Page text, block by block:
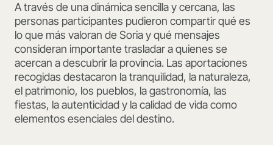
A través de una dinámica sencilla y cercana, las
personas participantes pudieron compartir qué es
lo que más valoran de Soria y qué mensajes
consideran importante trasladar a quienes se
acercan a descubrir la provincia. Las aportaciones
recogidas destacaron la tranquilidad, la naturaleza,
el patrimonio, los pueblos, la gastronomía, las
fiestas, la autenticidad y la calidad de vida como
elementos esenciales del destino.